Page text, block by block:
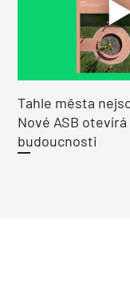
Tahle města
Nové ASB
budoucnosti